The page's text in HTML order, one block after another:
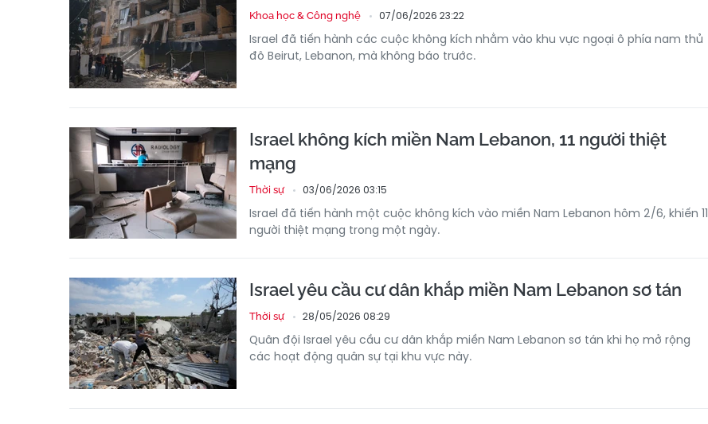
Khoa học & Công nghệ 07/06/2026 23:22
Israel đã tiến hành các cuộc không kích nhằm vào khu vực ngoại ô phía nam thủ
đô Beirut, Lebanon, mà không báo trước.
Israel không kích miền Nam Lebanon, 11 người thiệt
mạng
Thời sự 03/06/2026 03:15
Israel đã tiến hành một cuộc không kích vào miền Nam Lebanon hôm 2/6, khiến 11
người thiệt mạng trong một ngày.
Israel yêu cầu cư dân khắp miền Nam Lebanon sơ tán
Thời sự 28/05/2026 08:29
Quân đội Israel yêu cầu cư dân khắp miền Nam Lebanon sơ tán khi họ mở rộng
các hoạt động quân sự tại khu vực này.